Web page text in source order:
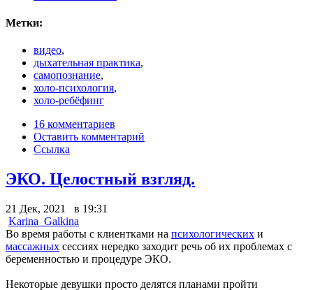
Метки:
видео,
дыхательная практика,
самопознание,
холо-психология,
холо-ребёфинг
16 комментариев
Оставить комментарий
Ссылка
ЭКО. Целостный взгляд.
21 Дек, 2021 в 19:31
Karina_Galkina
Во время работы с клиентками на психологических и
массажных сессиях нередко заходит речь об их проблемах с
беременностью и процедуре ЭКО.
Некоторые девушки просто делятся планами пройти